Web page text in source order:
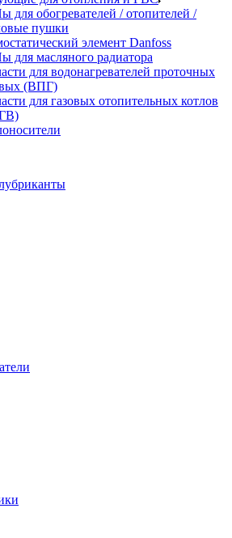
для обогревателей / отопителей /
пушки
элемент Danfoss
для масляного радиатора
для водонагревателей проточных
(ВПГ)
для газовых отопительных котлов